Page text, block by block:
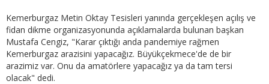
Kemerburgaz Metin Oktay Tesisleri yanında gerçekleşen açılış ve
fidan dikme organizasyonunda açıklamalarda bulunan başkan
Mustafa Cengiz, "Karar çıktığı anda pandemiye rağmen
Kemerburgaz arazisini yapacağız. Büyükçekmece'de de bir
arazimiz var. Onu da amatörlere yapacağız ya da tam tersi
olacak" dedi.